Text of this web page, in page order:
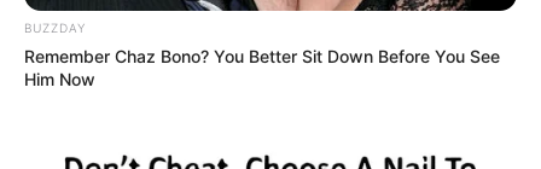
BUZZDAY
Remember Chaz Bono? You Better Sit Down Before You See
Him Now